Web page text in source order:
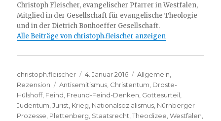
Christoph Fleischer, evangelischer Pfarrer in Westfalen,
Mitglied in der Gesellschaft für evangelische Theologie
und in der Dietrich Bonhoeffer Gesellschaft.
Alle Beiträge von christoph.fleischer anzeigen
Autor
christoph.fleischer
Veröffentlicht
am
4. Januar 2016 Kategorien
Allgemein
Rezension
Schlagwörter
Antisemitismus Christentum Droste-
Hülshoff, Feind Freund-Feind-Denken Gottesurteil
Judentum ,Jurist Krieg Nationalsozialismus Nürnberger
Prozesse Plettenberg Staatsrecht ,Theodizee ,Westfalen